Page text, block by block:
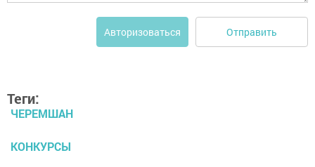
Авторизоваться Отправить
Теги:
ЧЕРЕМШАН
КОНКУРСЫ